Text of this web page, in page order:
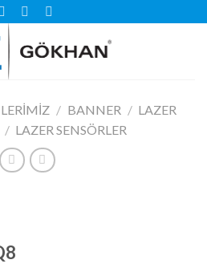
/ BANNER / LAZER
/ LAZER SENSÖRLER